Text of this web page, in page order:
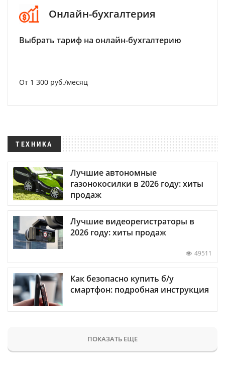
Онлайн-бухгалтерия
Выбрать тариф на онлайн-бухгалтерию
От 1 300 руб./месяц
ТЕХНИКА
Лучшие автономные
газонокосилки в 2026 году: хиты
продаж
Лучшие видеорегистраторы в
2026 году: хиты продаж
49511
Как безопасно купить б/у
смартфон: подробная инструкция
ПОКАЗАТЬ ЕЩЕ